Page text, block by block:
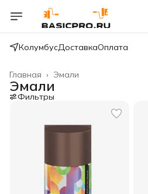
КолумбусДоставкаОплата
Эмали
Главная ›
Эмали
Фильтры